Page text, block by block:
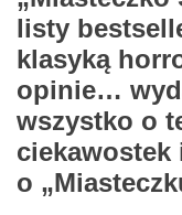
listy
klasyką
opinie…
wszystko o
o